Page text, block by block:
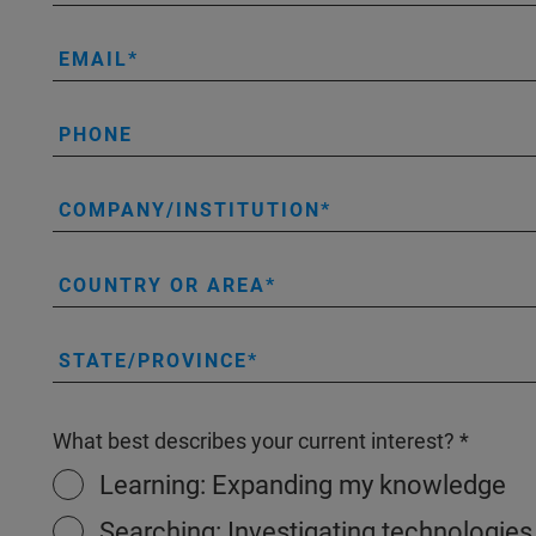
EMAIL
PHONE
COMPANY/INSTITUTION
COUNTRY OR AREA
STATE/PROVINCE
What best describes your current interest?
Learning: Expanding my knowledge